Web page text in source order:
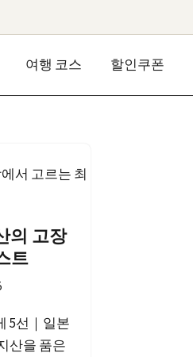
여행 코스 할인쿠폰
의 고장
트
5선｜일본
산을 품은